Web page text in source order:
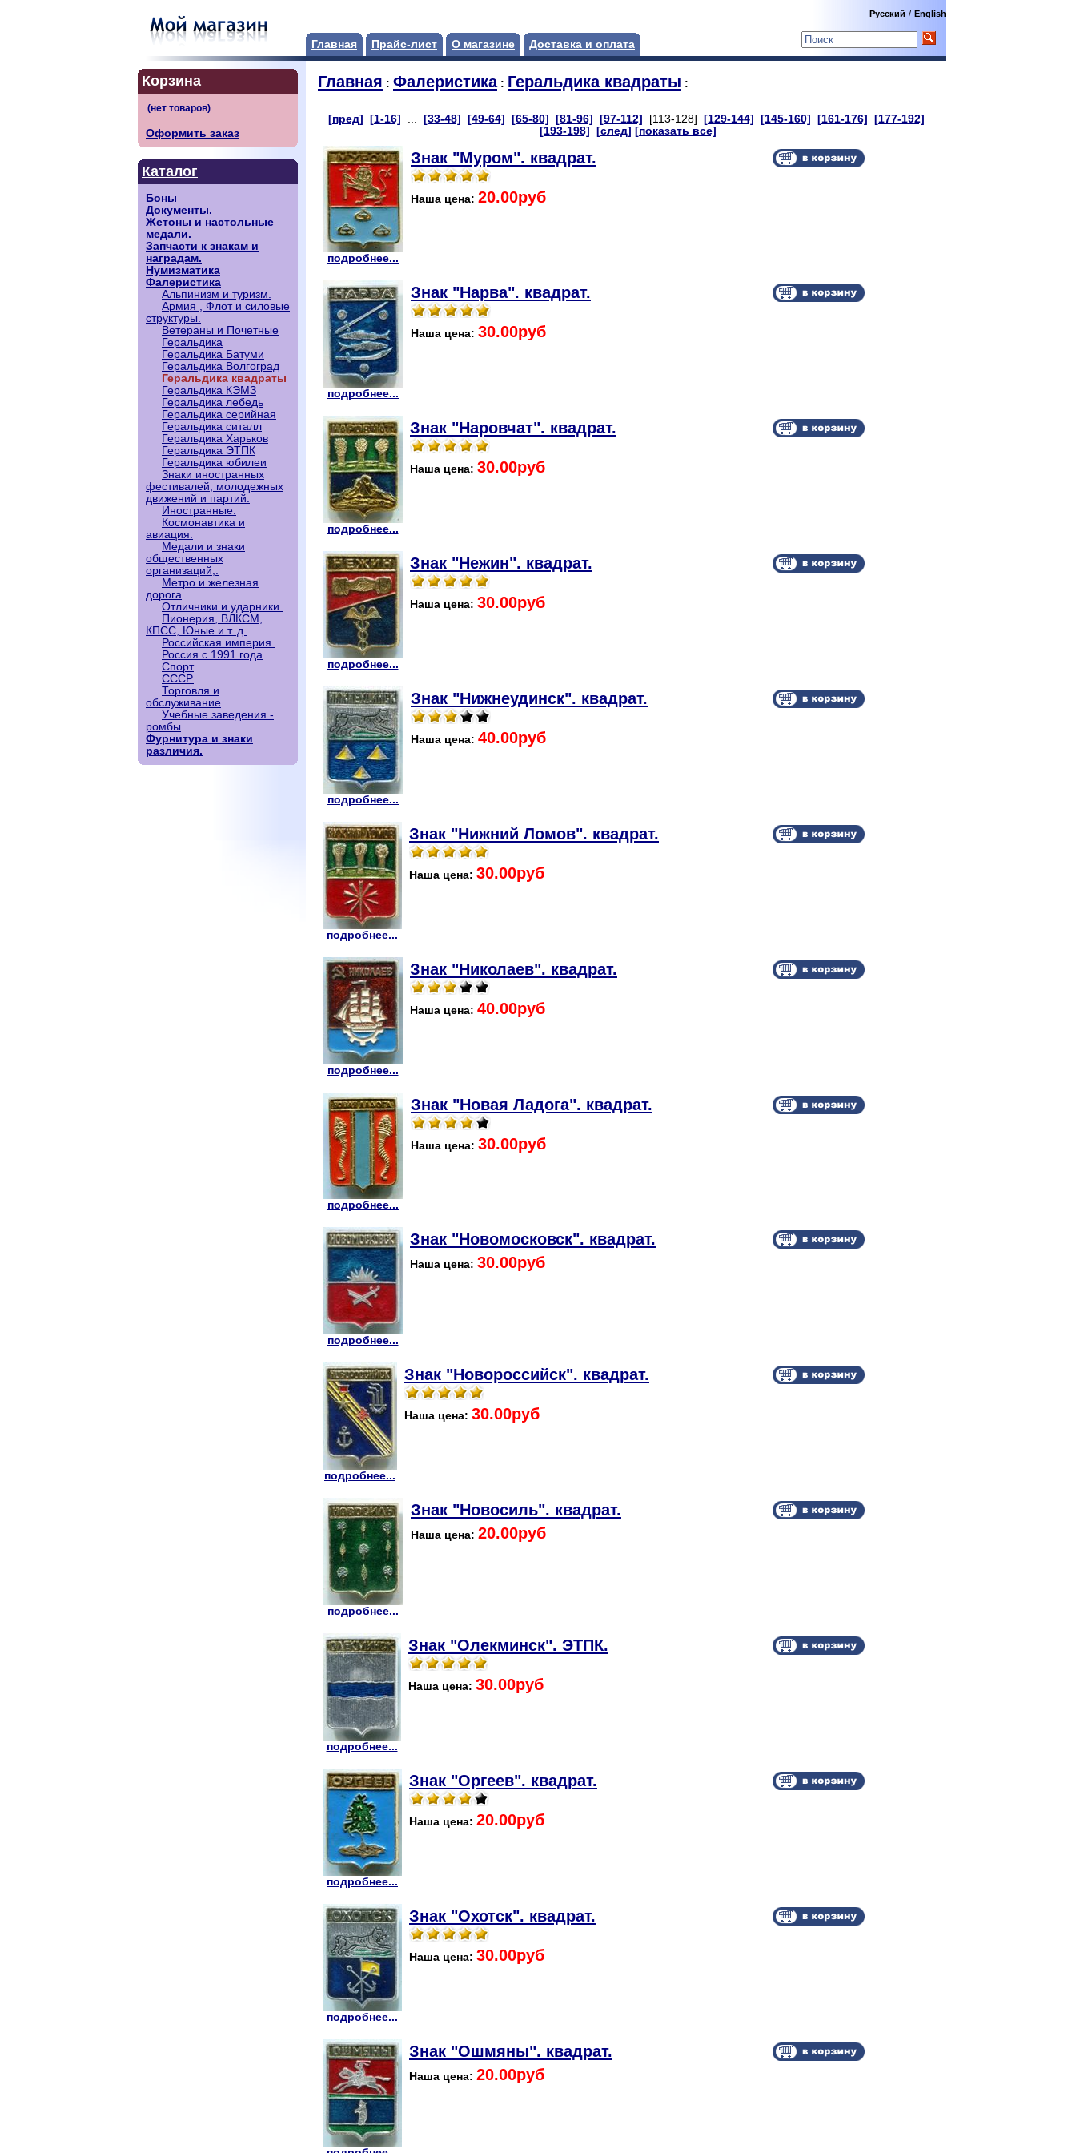
Главная Прайс-лист О магазине Доставка и оплата
Русский / English
Корзина
Оформить заказ
Каталог
Боны
Документы.
Жетоны и настольные
медали.
Запчасти к знакам и
наградам.
Нумизматика
Фалеристика
Альпинизм и туризм.
Армия , Флот и силовые
структуры.
Ветераны и Почетные
Геральдика
Геральдика Батуми
Геральдика Волгоград
Геральдика квадраты
Геральдика КЭМЗ
Геральдика лебедь
Геральдика серийная
Геральдика ситалл
Геральдика Харьков
Геральдика ЭТПК
Геральдика юбилеи
Знаки иностранных
фестивалей, молодежных
движений и партий.
Иностранные.
Космонавтика и
авиация.
Медали и знаки
общественных
организаций,.
Метро и железная
дорога
Отличники и ударники.
Пионерия, ВЛКСМ,
КПСС, Юные и т. д.
Российская империя.
Россия с 1991 года
Спорт
СССР.
Торговля и
обслуживание
Учебные заведения -
ромбы
Фурнитура и знаки
различия.
Главная : Фалеристика: Геральдика квадраты :
[пред] [1-16] [33-48] [49-64] [65-80] [81-96] [97-112] [113-128] [129-144] [145-160] [161-176] [177-192]
[193-198] [след] [показать все]
подробнее...
Знак "Муром". квадрат.
Наша цена: 20.00руб
подробнее...
Знак "Нарва". квадрат.
Наша цена: 30.00руб
подробнее...
Знак "Наровчат". квадрат.
Наша цена: 30.00руб
подробнее...
Знак "Нежин". квадрат.
Наша цена: 30.00руб
подробнее...
Знак "Нижнеудинск". квадрат.
Наша цена: 40.00руб
подробнее...
Знак "Нижний Ломов". квадрат.
Наша цена: 30.00руб
подробнее...
Знак "Николаев". квадрат.
Наша цена: 40.00руб
подробнее...
Знак "Новая Ладога". квадрат.
Наша цена: 30.00руб
подробнее...
Знак "Новомосковск". квадрат.
Наша цена: 30.00руб
подробнее...
Знак "Новороссийск". квадрат.
Наша цена: 30.00руб
подробнее...
Знак "Новосиль". квадрат.
Наша цена: 20.00руб
подробнее...
Знак "Олекминск". ЭТПК.
Наша цена: 30.00руб
подробнее...
Знак "Оргеев". квадрат.
Наша цена: 20.00руб
подробнее...
Знак "Охотск". квадрат.
Наша цена: 30.00руб
Знак "Ошмяны". квадрат.
Наша цена: 20.00руб